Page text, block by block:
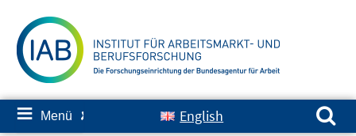
zum
Inhalt
≡ Menü ✘ English
Suchen nach: